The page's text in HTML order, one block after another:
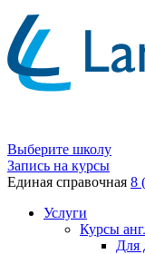
Выберите школу
Запись на курсы
Единая справочная 8
Услуги
Курсы
Для